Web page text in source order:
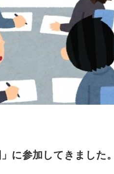
に参加してきました。